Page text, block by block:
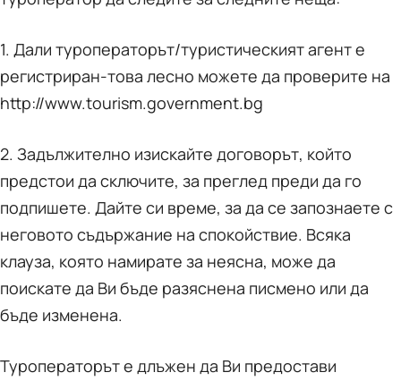
1. Дали туроператорът/туристическият агент е
регистриран-това лесно можете да проверите на
http://www.tourism.government.bg
2. Задължително изискайте договорът, който
предстои да сключите, за преглед преди да го
подпишете. Дайте си време, за да се запознаете с
неговото съдържание на спокойствие. Всяка
клауза, която намирате за неясна, може да
поискате да Ви бъде разяснена писмено или да
бъде изменена.
Туроператорът е длъжен да Ви предостави